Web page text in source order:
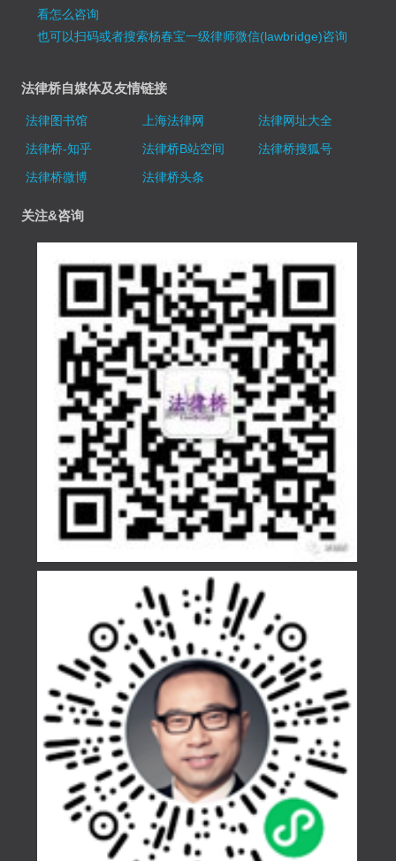
看怎么咨询
也可以扫码或者搜索杨春宝一级律师微信(lawbridge)咨询
法律桥自媒体及友情链接
法律图书馆 上海法律网
法律网址大全
法律桥-知乎
法律桥B站空间
法律桥搜狐号
法律桥微博
法律桥头条
关注&咨询